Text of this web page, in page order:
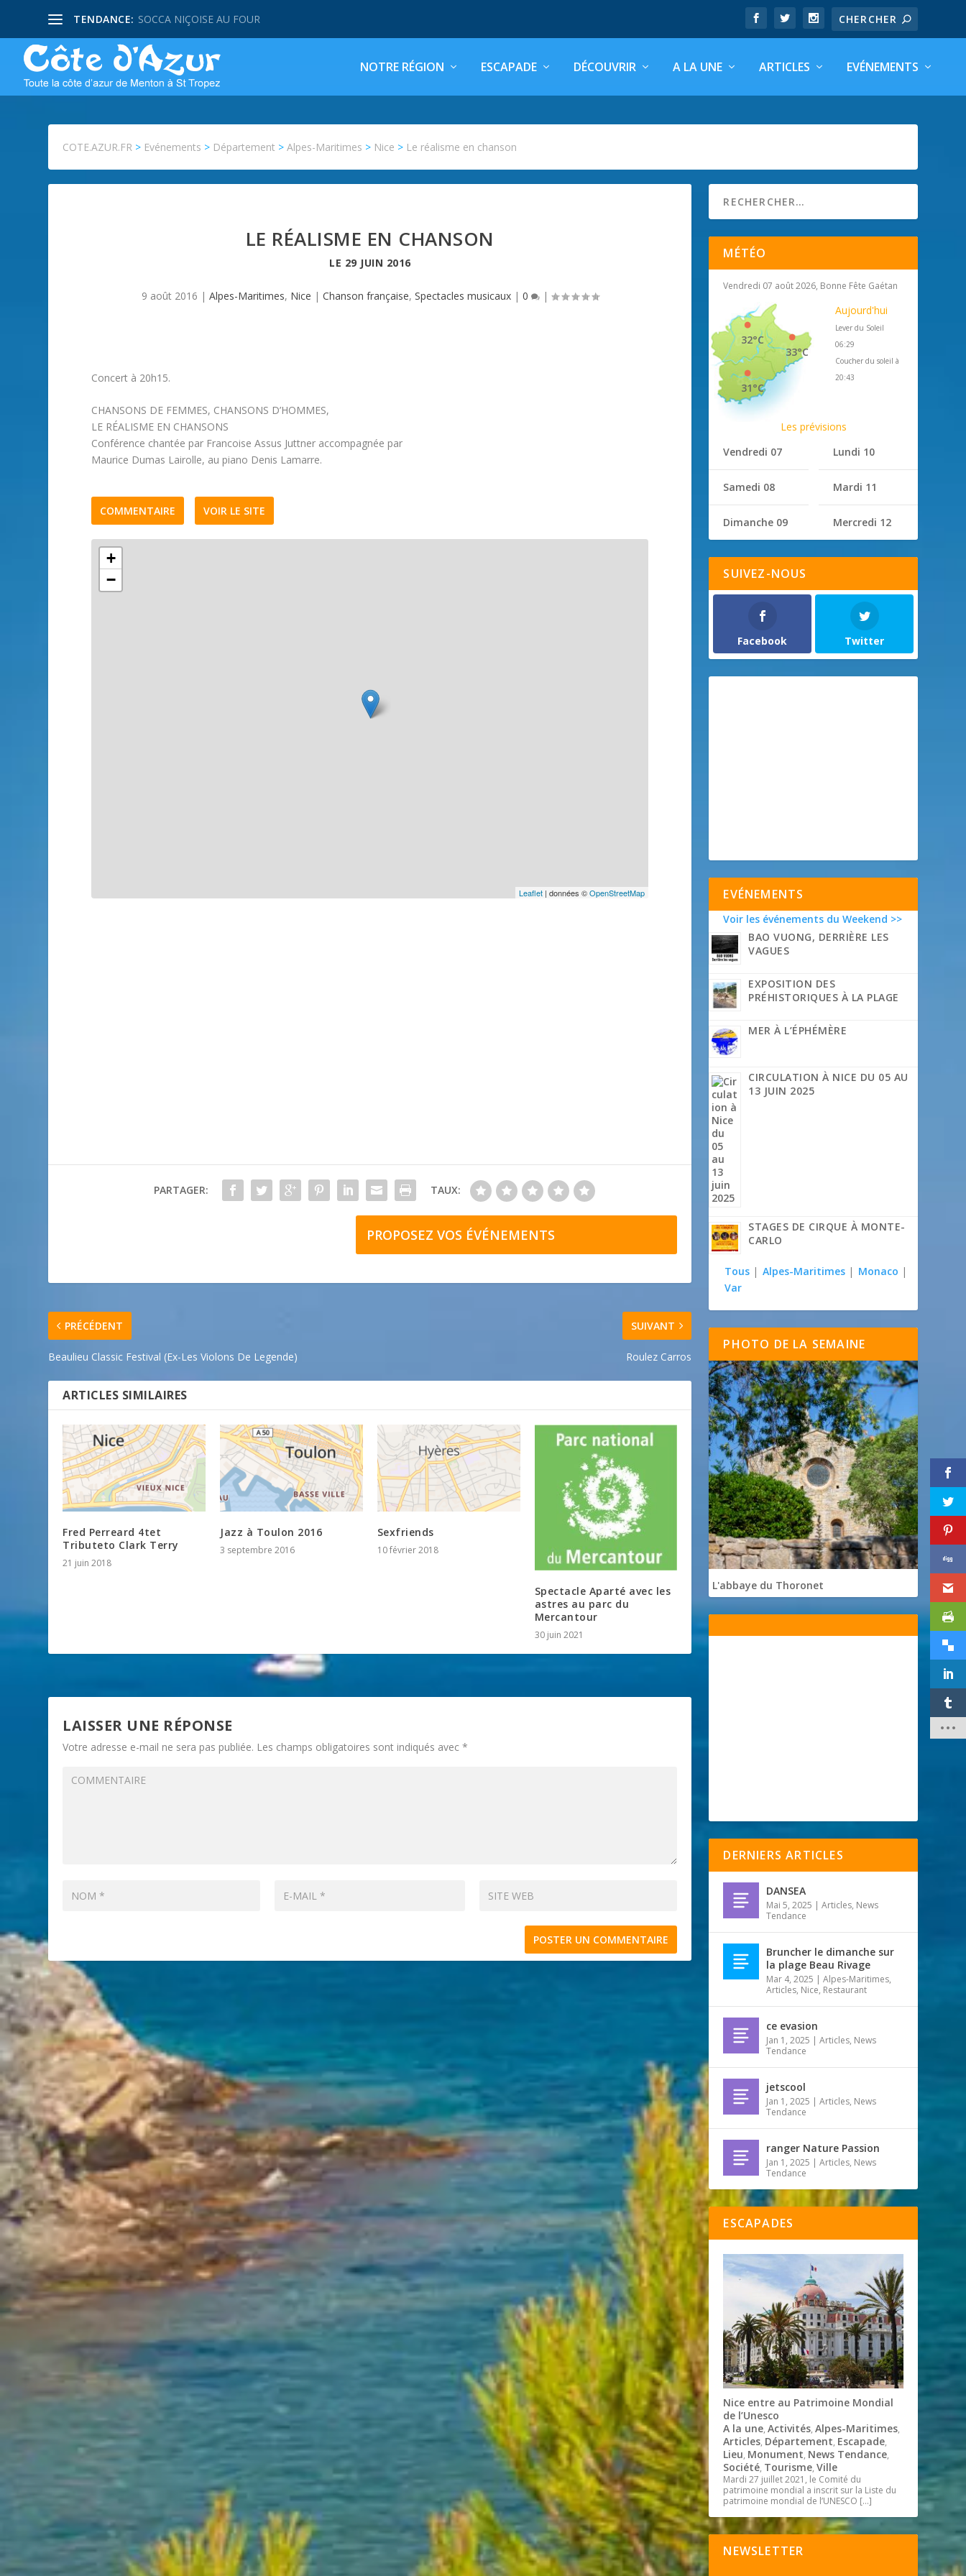
TENDANCE: SOCCA NIÇOISE AU FOUR
NOTRE RÉGION ESCAPADE DÉCOUVRIR A LA UNE ARTICLES EVÉNEMENTS
COTE.AZUR.FR > Evénements > Département >Alpes-Maritimes > Nice > Le réalisme en chanson
LE RÉALISME EN CHANSON
LE 29 JUIN 2016
9 août 2016 | Alpes-Maritimes, Nice | Chanson française, Spectacles musicaux| 0 |
Concert à 20h15.
CHANSONS DE FEMMES, CHANSONS D’HOMMES,
LE RÉALISME EN CHANSONS
Conférence chantée par Francoise Assus Juttner accompagnée par
Maurice Dumas Lairolle, au piano Denis Lamarre.
COMMENTAIRE VOIR LE SITE
+
−
Leaflet | données ©OpenStreetMap
PARTAGER: TAUX:
PROPOSEZ VOS ÉVÉNEMENTS
PRÉCÉDENT
Beaulieu Classic Festival (Ex-Les Violons De Legende)
SUIVANT
Roulez Carros
ARTICLES SIMILAIRES
Fred Perreard 4tet
Tributeto Clark Terry
21 juin 2018
Jazz à Toulon 2016
3 septembre 2016
Sexfriends
10 février 2018
Spectacle Aparté avec les
astres au parc du
Mercantour
30 juin 2021
LAISSER UNE RÉPONSE
Votre adresse e-mail ne sera pas publiée. Les champs obligatoires sont indiqués avec*
MÉTÉO
Vendredi 07 août 2026, Bonne Fête Gaétan
33°C
32°C
31°C
Aujourd'hui
Lever du Soleil
06:29
Coucher du soleil à
20:43
Les prévisions
Vendredi 07
Samedi 08
Dimanche 09
Lundi 10
Mardi 11
Mercredi 12
SUIVEZ-NOUS
Facebook Twitter
EVÉNEMENTS
Voir les événements du Weekend >>
BAO VUONG, DERRIÈRE LES
VAGUES
EXPOSITION DES
PRÉHISTORIQUES À LA PLAGE
MER À L’ÉPHÉMÈRE
CIRCULATION À NICE DU 05 AU
13 JUIN 2025
STAGES DE CIRQUE À MONTE-
CARLO
Tous | Alpes-Maritimes | Monaco |
Var
PHOTO DE LA SEMAINE
L'abbaye du Thoronet
DERNIERS ARTICLES
DANSEA
Mai 5, 2025 |Articles, News
Tendance
Bruncher le dimanche sur
la plage Beau Rivage
Mar 4, 2025 |Alpes-Maritimes,
Articles, Nice, Restaurant
ce evasion
Jan 1, 2025 |Articles, News
Tendance
jetscool
Jan 1, 2025 |Articles, News
Tendance
ranger Nature Passion
Jan 1, 2025 |Articles, News
Tendance
ESCAPADES
Nice entre au Patrimoine Mondial
de l’Unesco
A la une,Activités,Alpes-Maritimes,
Articles, Département, Escapade,
Lieu, Monument, News Tendance,
Société, Tourisme,Ville
Mardi 27 juillet 2021, le Comité du
patrimoine mondial a inscrit sur la Liste du
patrimoine mondial de l’UNESCO […]
NEWSLETTER